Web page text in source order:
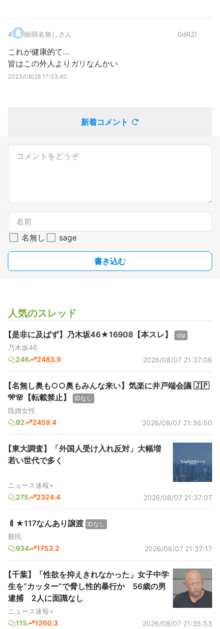
4. 病弱名無しさん 0dRZl
これが健康的て…
皆はこの外人よりガリなんかい
2023/08/28 17:33:40
新着コメント
名無し sage
書き込む
人気のスレッド
【是非に及ばず】乃木坂46★16908【本スレ】 slip
乃木坂46
246
2483.9 2026/08/07 21:37:06
【名無し奥も○○奥もみんな来い】気楽に井戸端会議 🇯🇵
🎌🌸【転載禁止】
IDなし
既婚女性
92
2459.4 2026/08/07 21:36:50
【東大調査】「外国人受け入れ反対」大幅増
若い世代で多く
ニュース速報+
275
2324.4 2026/08/07 21:37:07
🍼★117なんあり譲渡 IDなし
難民
934
1753.2 2026/08/07 21:37:17
【千葉】「性欲を抑えきれなかった」女子中学
生を“カッター”で脅し性的暴行か 56歳の男
逮捕 2人に面識なし
ニュース速報+
115
1260.3 2026/08/07 21:35:53